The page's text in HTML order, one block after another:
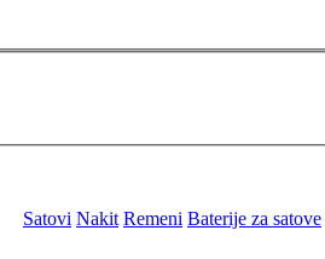
Satovi Nakit Remeni Baterije za satove